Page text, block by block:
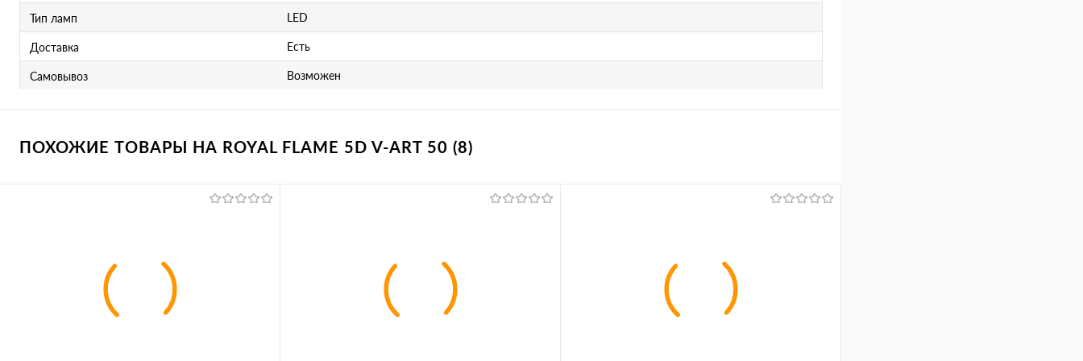
Тип ламп LED
Доставка Есть
Самовывоз Возможен
ПОХОЖИЕ ТОВАРЫ НА ROYAL FLAME 5D V-ART 50 (8)